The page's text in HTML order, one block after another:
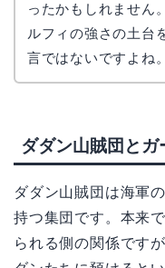
ったかもしれません
ルフィの強さの土台
言ではないですよね。
ダダン山賊団とガ
ダダン山賊団は海軍
持つ集団です。本来
られる側の関係です